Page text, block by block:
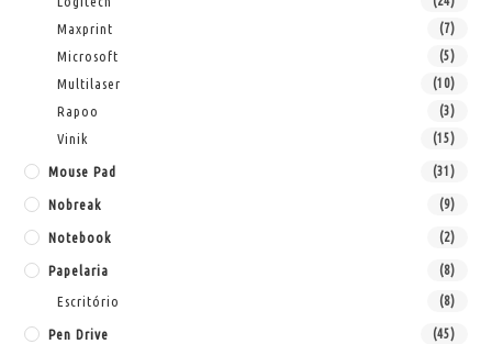
Maxprint (7)
Microsoft (5)
Multilaser (10)
Rapoo (3)
Vinik (15)
Mouse Pad (31)
Nobreak (9)
Notebook (2)
Papelaria (8)
Escritório (8)
Pen Drive (45)